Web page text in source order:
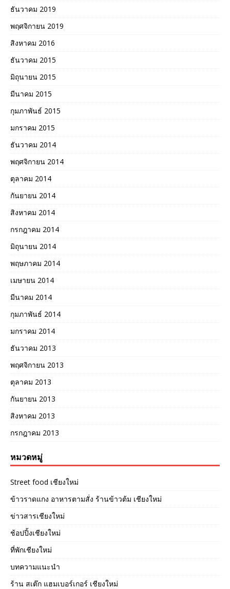
ธันวาคม 2019
พฤศจิกายน 2019
สิงหาคม 2016
ธันวาคม 2015
มิถุนายน 2015
มีนาคม 2015
กุมภาพันธ์ 2015
มกราคม 2015
ธันวาคม 2014
พฤศจิกายน 2014
ตุลาคม 2014
กันยายน 2014
สิงหาคม 2014
กรกฎาคม 2014
มิถุนายน 2014
พฤษภาคม 2014
เมษายน 2014
มีนาคม 2014
กุมภาพันธ์ 2014
มกราคม 2014
ธันวาคม 2013
พฤศจิกายน 2013
ตุลาคม 2013
กันยายน 2013
สิงหาคม 2013
กรกฎาคม 2013
หมวดหมู่
Street food เชียงใหม่
ข้าวราดแกง อาหารตามสั่ง ร้านข้าวต้ม เชียงใหม่
ข่าวสารเชียงใหม่
ช้อปปิ้งเชียงใหม่
ที่พักเชียงใหม่
บทความแนะนำ
ร้าน สเต๊ก แฮมเบอร์เกอร์ เชียงใหม่